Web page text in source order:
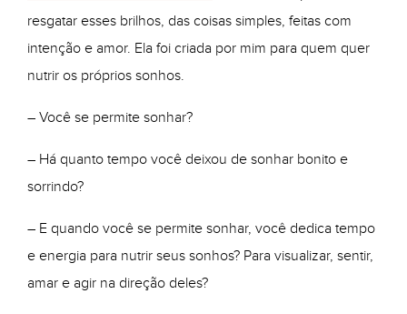
resgatar esses brilhos, das coisas simples, feitas com
intenção e amor. Ela foi criada por mim para quem quer
nutrir os próprios sonhos.
– Você se permite sonhar?
– Há quanto tempo você deixou de sonhar bonito e
sorrindo?
– E quando você se permite sonhar, você dedica tempo
e energia para nutrir seus sonhos? Para visualizar, sentir,
amar e agir na direção deles?